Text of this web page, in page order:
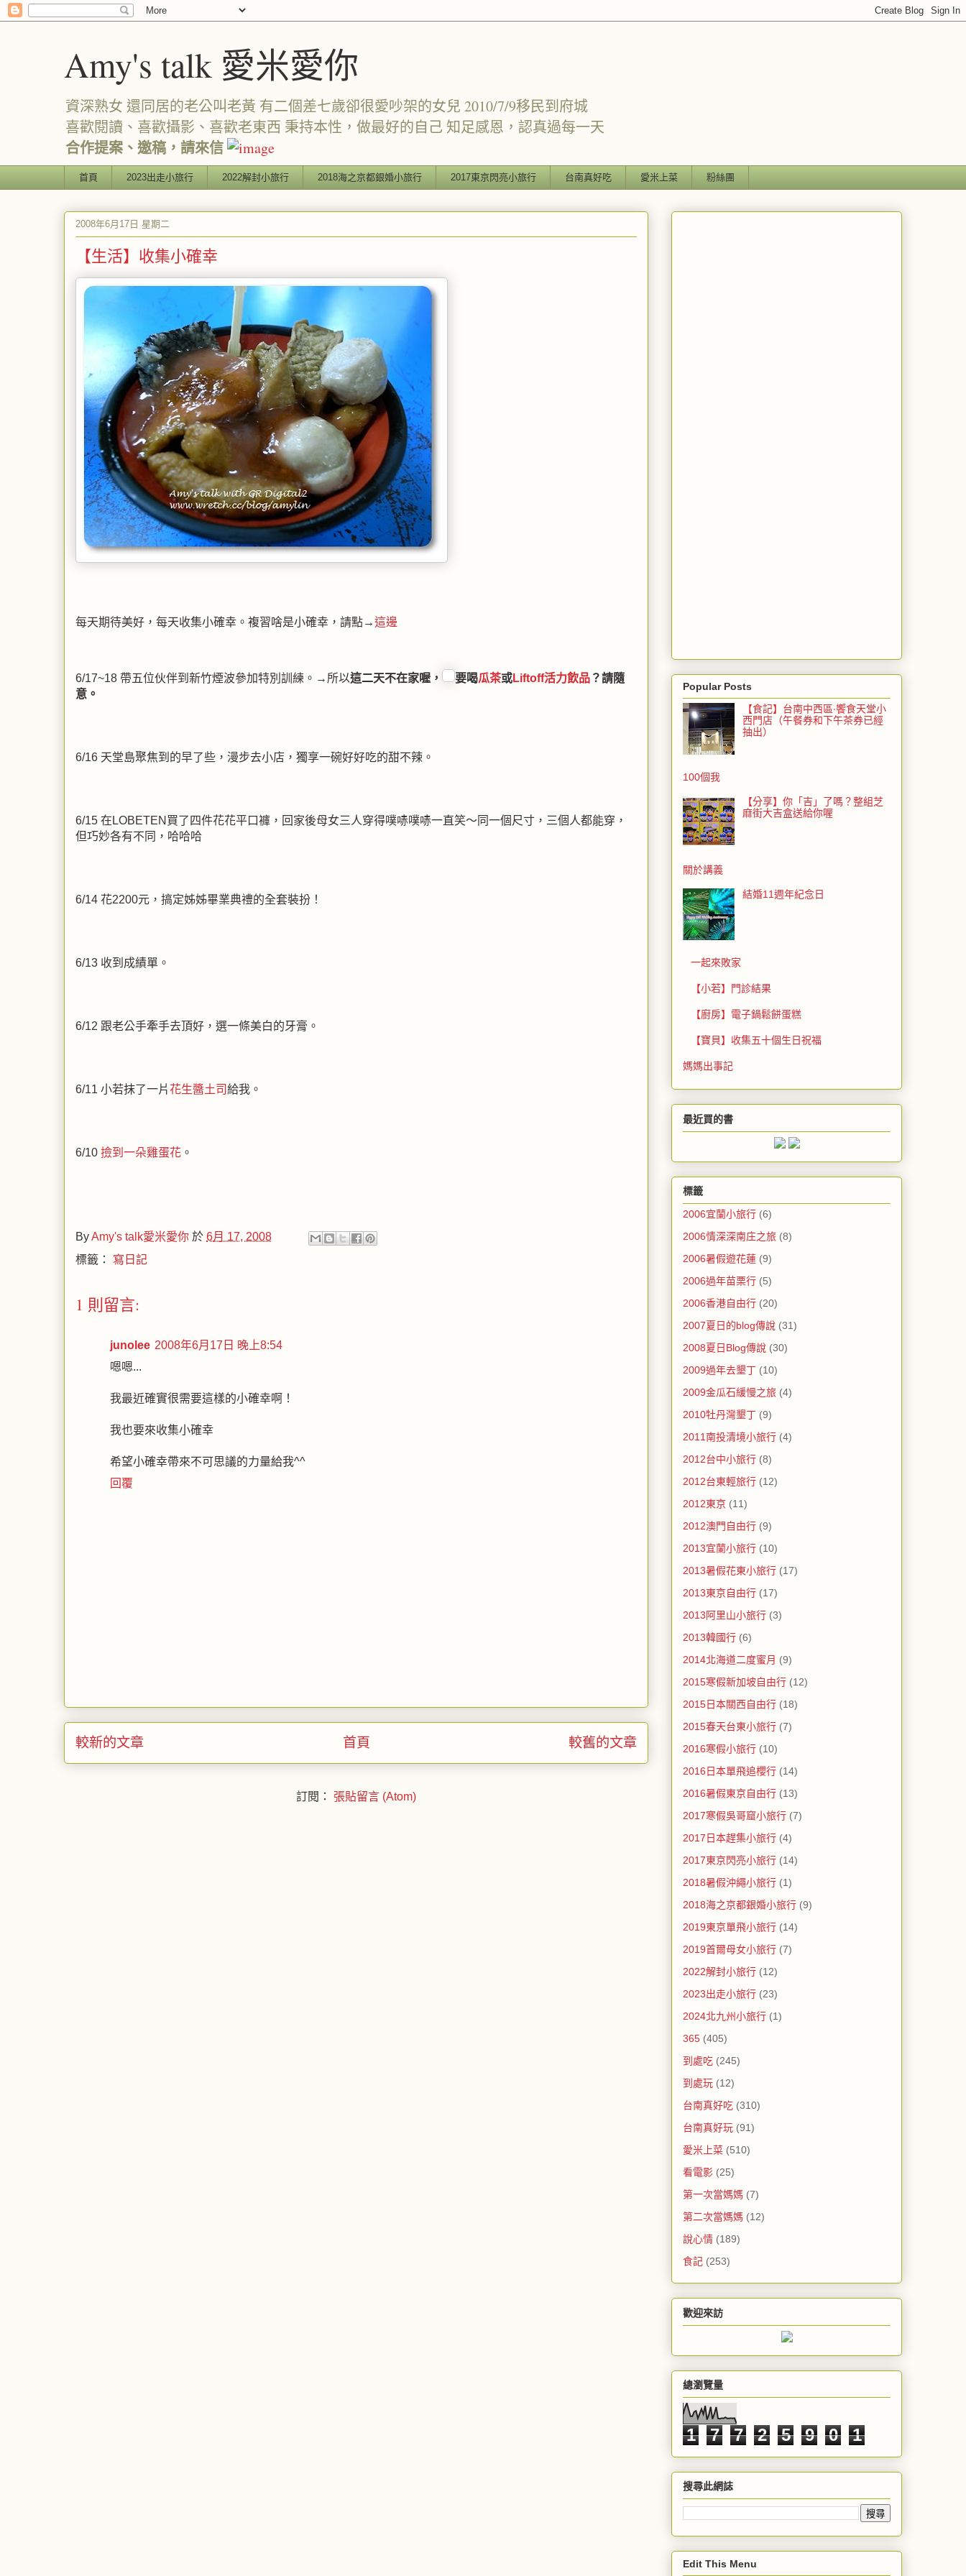
Amy's talk 愛米愛你
資深熟女 還同居的老公叫老黃 有二個差七歲卻很愛吵架的女兒 2010/7/9移民到府城
喜歡閱讀、喜歡攝影、喜歡老東西 秉持本性，做最好的自己 知足感恩，認真過每一天
合作提案、邀稿，請來信
首頁 2023出走小旅行 2022解封小旅行 2018海之京都銀婚小旅行 2017東京閃亮小旅行 台南真好吃 愛米上菜 粉絲團
2008年6月17日 星期二
【生活】收集小確幸
每天期待美好，每天收集小確幸。複習啥是小確幸，請點→這邊
6/17~18 帶五位伙伴到新竹煙波參加特別訓練。→所以這二天不在家喔， 要喝瓜茶或Liftoff活力飲品 ？請隨
意。
6/16 天堂島聚焦到的早了些，漫步去小店，獨享一碗好好吃的甜不辣。
6/15 在LOBETEN買了四件花花平口褲，回家後母女三人穿得噗哧噗哧一直笑～同一個尺寸，三個人都能穿，
但巧妙各有不同，哈哈哈
6/14 花2200元，搞定姊姊畢業典禮的全套裝扮！
6/13 收到成績單。
6/12 跟老公手牽手去頂好，選一條美白的牙膏。
6/11 小若抹了一片花生醬土司給我。
6/10 撿到一朵雞蛋花 。
ByAmy's talk愛米愛你 於 6月 17, 2008
標籤： 寫日記
1 則留言:
junolee 2008年6月17日 晚上8:54
嗯嗯...
我最近確實很需要這樣的小確幸啊！
我也要來收集小確幸
希望小確幸帶來不可思議的力量給我^^
回覆
較新的文章 較舊的文章
首頁
訂閱： 張貼留言 (Atom)
Popular Posts
【食記】台南中西區‧饗食天堂小
西門店（午餐券和下午茶券已經
抽出）
100個我
【分享】你「吉」了嗎？整組芝
麻街大吉盒送給你喔
關於講義
結婚11週年紀念日
一起來敗家
【小若】門診結果
【廚房】電子鍋鬆餅蛋糕
【寶貝】收集五十個生日祝福
媽媽出事記
最近買的書
標籤
2006宜蘭小旅行 (6)
2006情深深南庄之旅 (8)
2006暑假遊花蓮 (9)
2006過年苗栗行 (5)
2006香港自由行 (20)
2007夏日的blog傳說 (31)
2008夏日Blog傳說 (30)
2009過年去墾丁 (10)
2009金瓜石緩慢之旅 (4)
2010牡丹灣墾丁 (9)
2011南投清境小旅行 (4)
2012台中小旅行 (8)
2012台東輕旅行 (12)
2012東京 (11)
2012澳門自由行 (9)
2013宜蘭小旅行 (10)
2013暑假花東小旅行 (17)
2013東京自由行 (17)
2013阿里山小旅行 (3)
2013韓國行 (6)
2014北海道二度蜜月 (9)
2015寒假新加坡自由行 (12)
2015日本關西自由行 (18)
2015春天台東小旅行 (7)
2016寒假小旅行 (10)
2016日本單飛追櫻行 (14)
2016暑假東京自由行 (13)
2017寒假吳哥窟小旅行 (7)
2017日本趕集小旅行 (4)
2017東京閃亮小旅行 (14)
2018暑假沖繩小旅行 (1)
2018海之京都銀婚小旅行 (9)
2019東京單飛小旅行 (14)
2019首爾母女小旅行 (7)
2022解封小旅行 (12)
2023出走小旅行 (23)
2024北九州小旅行 (1)
365 (405)
到處吃 (245)
到處玩 (12)
台南真好吃 (310)
台南真好玩 (91)
愛米上菜 (510)
看電影 (25)
第一次當媽媽 (7)
第二次當媽媽 (12)
說心情 (189)
食記 (253)
歡迎來訪
總瀏覽量
1 7 7 2 5 9 0 1
搜尋此網誌
Edit This Menu